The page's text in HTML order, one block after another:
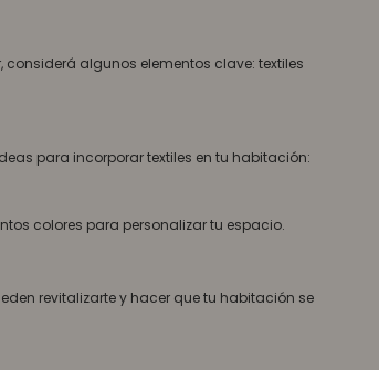
algunos elementos clave: textiles
para incorporar textiles en tu habitación:
colores para personalizar tu espacio.
revitalizarte y hacer que tu habitación se